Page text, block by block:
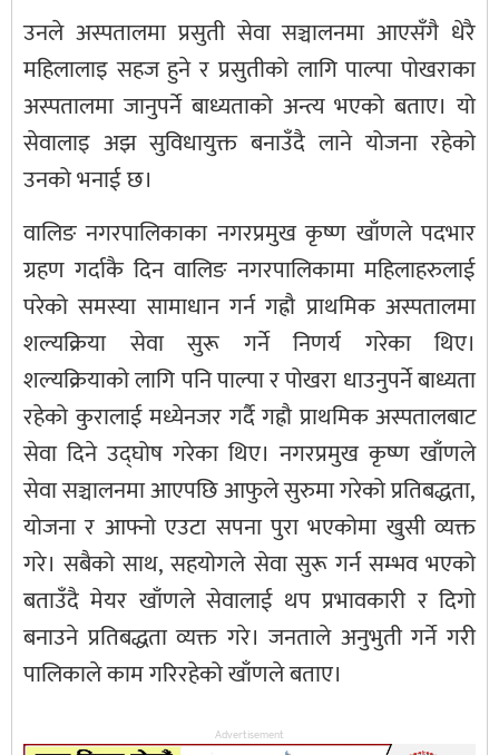
उनले अस्पतालमा प्रसुती सेवा सञ्चालनमा आएसँगै धेरै
महिलालाइ सहज हुने र प्रसुतीको लागि पाल्पा पोखराका
अस्पतालमा जानुपर्ने बाध्यताको अन्त्य भएको बताए। यो
सेवालाइ अझ सुविधायुक्त बनाउँदै लाने योजना रहेको
उनको भनाई छ।
वालिङ नगरपालिकाका नगरप्रमुख कृष्ण खाँणले पदभार
ग्रहण गर्दाकै दिन वालिङ नगरपालिकामा महिलाहरुलाई
परेको समस्या सामाधान गर्न गह्रौ प्राथमिक अस्पतालमा
शल्यक्रिया सेवा सुरू गर्ने निणर्य गरेका थिए।
शल्यक्रियाको लागि पनि पाल्पा र पोखरा धाउनुपर्ने बाध्यता
रहेको कुरालाई मध्येनजर गर्दै गह्रौ प्राथमिक अस्पतालबाट
सेवा दिने उद्घोष गरेका थिए। नगरप्रमुख कृष्ण खाँणले
सेवा सञ्चालनमा आएपछि आफुले सुरुमा गरेको प्रतिबद्धता,
योजना र आफ्नो एउटा सपना पुरा भएकोमा खुसी व्यक्त
गरे। सबैको साथ, सहयोगले सेवा सुरू गर्न सम्भव भएको
बताउँदै मेयर खाँणले सेवालाई थप प्रभावकारी र दिगो
बनाउने प्रतिबद्धता व्यक्त गरे। जनताले अनुभुती गर्ने गरी
पालिकाले काम गरिरहेको खाँणले बताए।
Advertisement